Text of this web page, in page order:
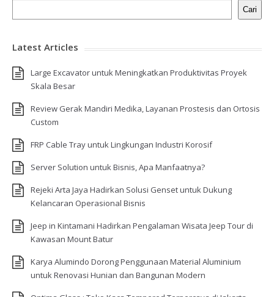
Cari
Latest Articles
Large Excavator untuk Meningkatkan Produktivitas Proyek
Skala Besar
Review Gerak Mandiri Medika, Layanan Prostesis dan Ortosis
Custom
FRP Cable Tray untuk Lingkungan Industri Korosif
Server Solution untuk Bisnis, Apa Manfaatnya?
Rejeki Arta Jaya Hadirkan Solusi Genset untuk Dukung
Kelancaran Operasional Bisnis
Jeep in Kintamani Hadirkan Pengalaman Wisata Jeep Tour di
Kawasan Mount Batur
Karya Alumindo Dorong Penggunaan Material Aluminium
untuk Renovasi Hunian dan Bangunan Modern